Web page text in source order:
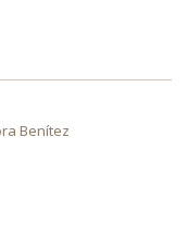
Benítez